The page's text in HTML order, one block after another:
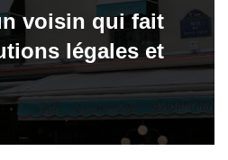
voisin qui fait
légales et